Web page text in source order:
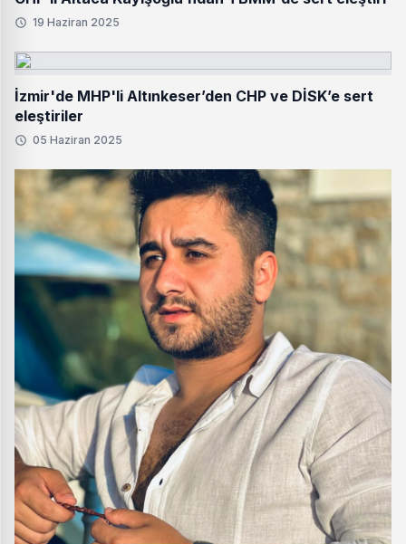
19 Haziran 2025
İzmir'de MHP'li Altınkeser’den CHP ve DİSK’e sert
eleştiriler
05 Haziran 2025